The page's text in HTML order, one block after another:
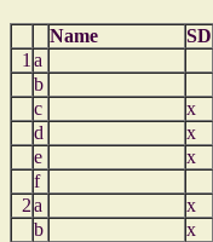
Name SD
1 a
b
c
x
d
x
e
x
f
2a x
b
x